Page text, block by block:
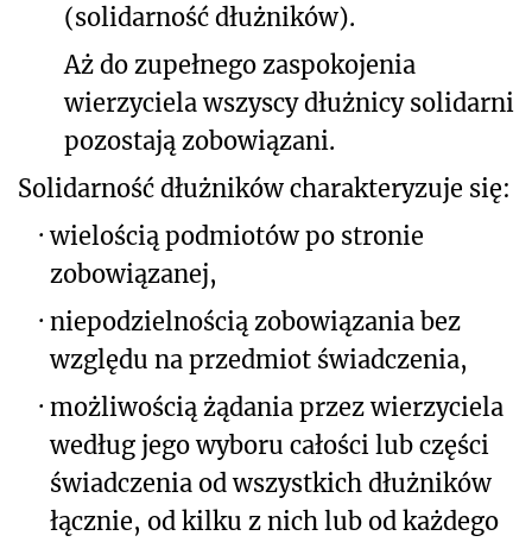
(solidarność dłużników).
Aż do zupełnego zaspokojenia
wierzyciela wszyscy dłużnicy solidarni
pozostają zobowiązani.
Solidarność dłużników charakteryzuje się:
· wielością podmiotów po stronie
zobowiązanej,
· niepodzielnością zobowiązania bez
względu na przedmiot świadczenia,
· możliwością żądania przez wierzyciela
według jego wyboru całości lub części
świadczenia od wszystkich dłużników
łącznie, od kilku z nich lub od każdego